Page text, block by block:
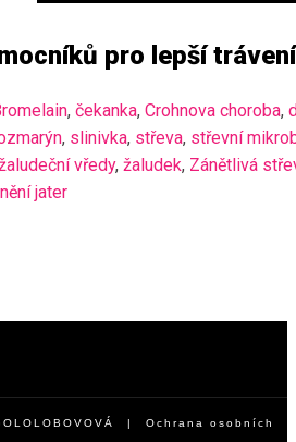
pro lepší trávení
, čekanka, Crohnova choroba,
, slinivka, střeva, střevní
vředy, žaludek, Zánětlivá
jater
| Ochrana osobních